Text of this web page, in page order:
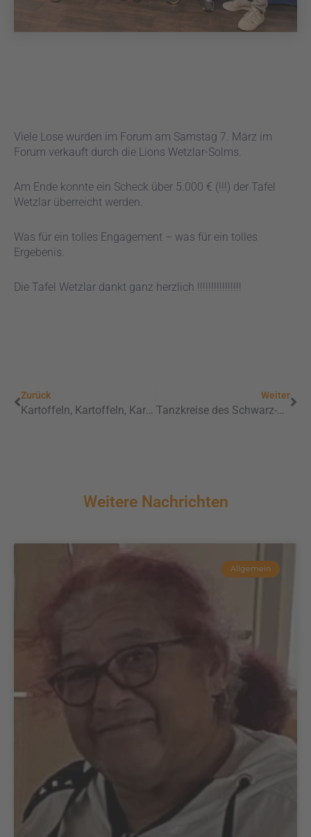
Viele Lose wurden im Forum am Samstag 7. März im
Forum verkauft durch die Lions Wetzlar-Solms.
Am Ende konnte ein Scheck über 5.000 € (!!!) der Tafel
Wetzlar überreicht werden.
Was für ein tolles Engagement – was für ein tolles
Ergebenis.
Die Tafel Wetzlar dankt ganz herzlich !!!!!!!!!!!!!!!!
Zurück
Kartoffeln, Kartoffeln, Kartoffeln
Weiter
Tanzkreise des Schwarz-Rot Club e.V. unterstützen die Tafel Wetzlar
Weitere Nachrichten
Allgemein